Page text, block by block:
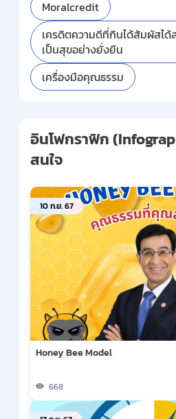
Moralcredit
เครดิตความดีที่กินได้สัมผัสได้
เป็นสุขอย่างยั่งยืน
เครื่องมือคุณธรรม
อินโฟกราฟิก
สนใจ
10 ก.ย. 67
Honey Bee Model
668